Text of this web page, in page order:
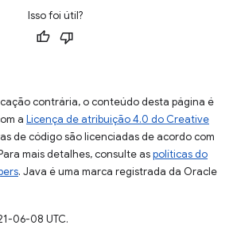
Isso foi útil?
contrária, o conteúdo desta página é
a Licença de atribuição 4.0 do Creative
de código são licenciadas de acordo com
mais detalhes, consulte aspolíticas do
. Java é uma marca registrada da Oracle
06-08 UTC.